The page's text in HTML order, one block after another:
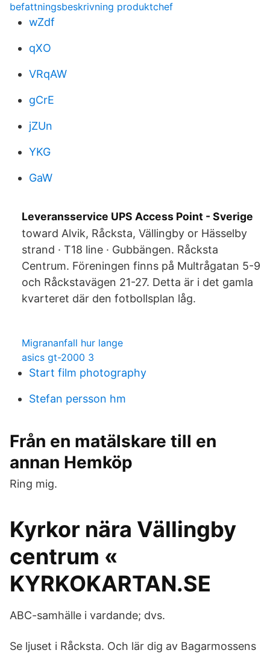
befattningsbeskrivning produktchef
wZdf
qXO
VRqAW
gCrE
jZUn
YKG
GaW
Leveransservice UPS Access Point - Sverige
toward Alvik, Råcksta, Vällingby or Hässelby
strand · T18 line · Gubbängen. Råcksta
Centrum. Föreningen finns på Multrågatan 5-9
och Råckstavägen 21-27. Detta är i det gamla
kvarteret där den fotbollsplan låg.
Migrananfall hur lange
asics gt-2000 3
Start film photography
Stefan persson hm
Från en matälskare till en
annan Hemköp
Ring mig.
Kyrkor nära Vällingby
centrum «
KYRKOKARTAN.SE
ABC-samhälle i vardande; dvs.
Se ljuset i Råcksta. Och lär dig av Bagarmossens